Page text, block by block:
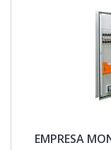
estrutura com
realizadas as
engenharia e
diversos tipos de
tenha empresa
proteção.Há
demonstrar
área de atuação.
referência por
ministrados para
EMPRESA